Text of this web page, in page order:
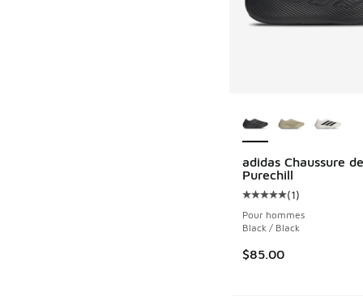
adidas Chaussure
Purechill
Cote moyenne du
(1)
Pour hommes
Black / Black
$85.00